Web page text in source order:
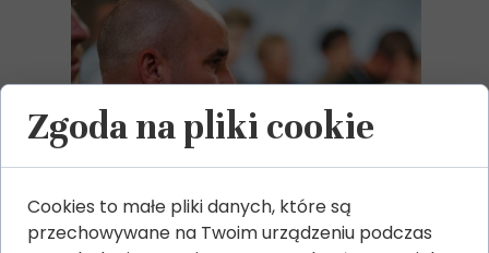
Zgoda na pliki cookie
Cookies to małe pliki danych, które są
przechowywane na Twoim urządzeniu podczas